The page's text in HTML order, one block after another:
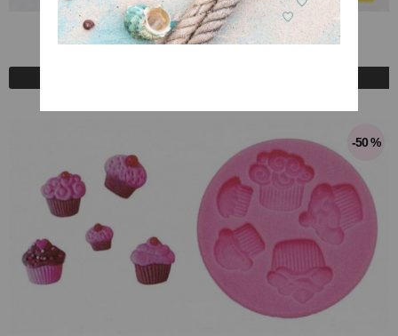
Molde cumpleaños
A Consultar
-50 %